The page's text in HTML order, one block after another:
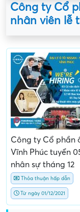
Công ty Cổ
nhân viên lễ
Công ty Cổ phần
Vĩnh Phúc tuyển
nhân sự tháng 12
Thỏa thuận hấp dẫn
Từ ngày 01/12/2021